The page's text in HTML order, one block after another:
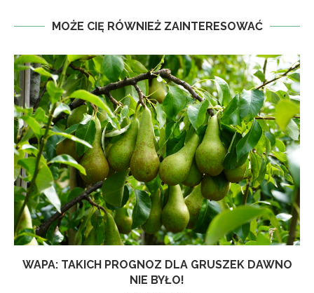
MOŻE CIĘ RÓWNIEŻ ZAINTERESOWAĆ
WAPA: TAKICH PROGNOZ DLA GRUSZEK DAWNO
NIE BYŁO!